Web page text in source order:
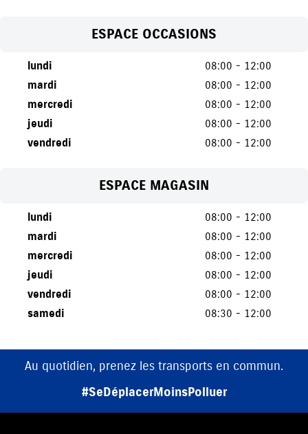
ESPACE OCCASIONS
lundi
08:00 - 12:00
mardi
08:00 - 12:00
mercredi
08:00 - 12:00
jeudi
08:00 - 12:00
vendredi
08:00 - 12:00
ESPACE MAGASIN
lundi
08:00 - 12:00
mardi
08:00 - 12:00
mercredi
08:00 - 12:00
jeudi
08:00 - 12:00
vendredi
08:00 - 12:00
samedi
08:30 - 12:00
Au quotidien, prenez les transports en commun.
#SeDéplacerMoinsPolluer